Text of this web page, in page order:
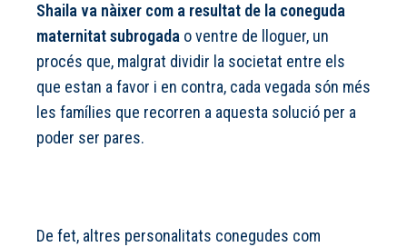
Shaila va nàixer com a resultat de la coneguda
maternitat subrogada o ventre de lloguer, un
procés que, malgrat dividir la societat entre els
que estan a favor i en contra, cada vegada són més
les famílies que recorren a aquesta solució per a
poder ser pares.
De fet, altres personalitats conegudes com